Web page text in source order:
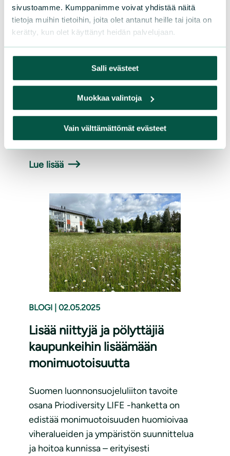
sivustoamme. Kumppanimme voivat yhdistää näitä
tietoja muihin tietoihin, joita olet antanut heille tai joita on
kerätty, kun olet käyttänyt heidän palvelujaan.
Salli evästeet
Muokkaa valintoja
Vain välttämättömät evästeet
luonnonkukkia
päivää vietetään sunnuntaina 15.6.2025,
jolloin Suomen luonnonsuojeluliiton
paikallisyhdistykset ja monet muut tahot
järjestävät eri puolilla Suomea 71
opastettua kasviretkeä. Ensimmäinen
Luonnonkukkien päivän retki on
järjestetty Suomessa 15.6.2003.
Lue lisää
BLOGI 02.05.2025
Lisää niittyjä ja pölyttäjiä
kaupunkeihin lisäämään
monimuotoisuutta
Suomen luonnonsuojeluliiton tavoite
osana Priodiversity LIFE -hanketta on
edistää monimuotoisuuden huomioivaa
viheralueiden ja ympäristön suunnittelua
ja hoitoa kunnissa – erityisesti